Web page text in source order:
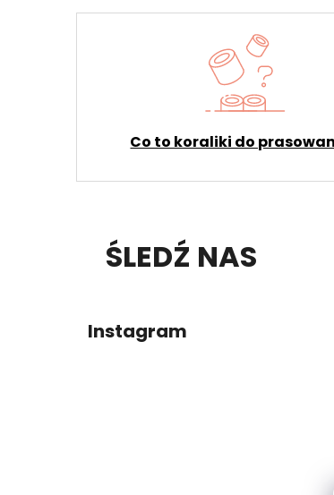
Co to koraliki do
ŚLEDŹ NAS
Instagram